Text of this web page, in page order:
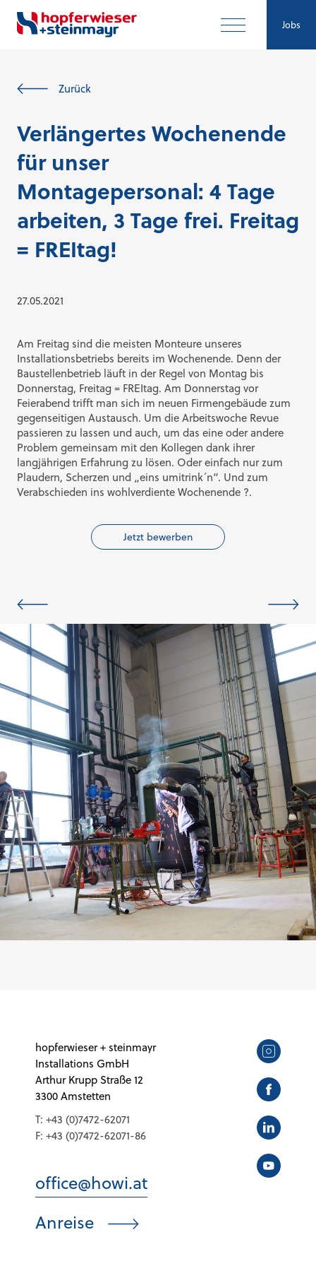
Jobs
Zurück
Verlängertes Wochenende
für unser
Montagepersonal: 4 Tage
arbeiten, 3 Tage frei. Freitag
= FREItag!
27.05.2021
Am Freitag sind die meisten Monteure unseres
Installationsbetriebs bereits im Wochenende. Denn der
Baustellenbetrieb läuft in der Regel von Montag bis
Donnerstag, Freitag = FREItag. Am Donnerstag vor
Feierabend trifft man sich im neuen Firmengebäude zum
gegenseitigen Austausch. Um die Arbeitswoche Revue
passieren zu lassen und auch, um das eine oder andere
Problem gemeinsam mit den Kollegen dank ihrer
langjährigen Erfahrung zu lösen. Oder einfach nur zum
Plaudern, Scherzen und „eins umitrink´n“. Und zum
Verabschieden ins wohlverdiente Wochenende ?.
Jetzt bewerben
hopferwieser + steinmayr
Installations GmbH
Arthur Krupp Straße 12
3300 Amstetten
T: +43 (0)7472-62071
F: +43 (0)7472-62071-86
office@howi.at
Anreise